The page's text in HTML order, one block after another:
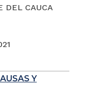
DEL CAUCA
Y